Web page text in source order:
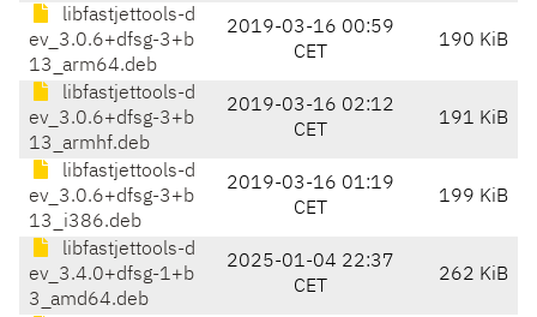
libfastjettools-d
ev_3.0.6+dfsg-3+b
13_arm64.deb
2019-03-16 00:59
CET
190 KiB
libfastjettools-d
ev_3.0.6+dfsg-3+b
13_armhf.deb
2019-03-16 02:12
CET
191 KiB
libfastjettools-d
ev_3.0.6+dfsg-3+b
13_i386.deb
2019-03-16 01:19
CET
199 KiB
libfastjettools-d
ev_3.4.0+dfsg-1+b
3_amd64.deb
2025-01-04 22:37
CET
262 KiB